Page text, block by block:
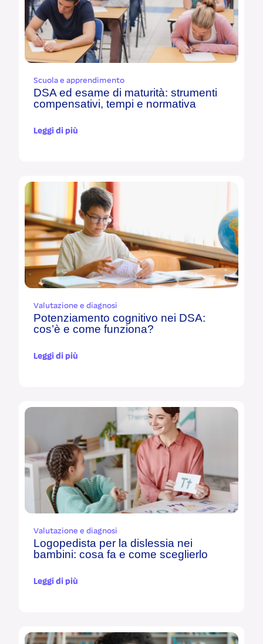
Scuola e apprendimento
DSA ed esame di maturità: strumenti
compensativi, tempi e normativa
Leggi di più
Valutazione e diagnosi
Potenziamento cognitivo nei DSA:
cos’è e come funziona?
Leggi di più
Valutazione e diagnosi
Logopedista per la dislessia nei
bambini: cosa fa e come sceglierlo
Leggi di più